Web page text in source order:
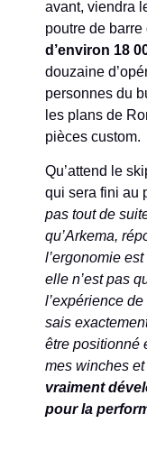
avant, viendra
poutre de barre
d’environ 18
douzaine
personnes du
les plans de
pièces custom.
Qu’attend le
qui sera fini au
pas tout de
qu’Arkema,
l’ergonomie
elle n’est pas
l’expérience
sais
être positionné
mes winches
vraiment
pour la